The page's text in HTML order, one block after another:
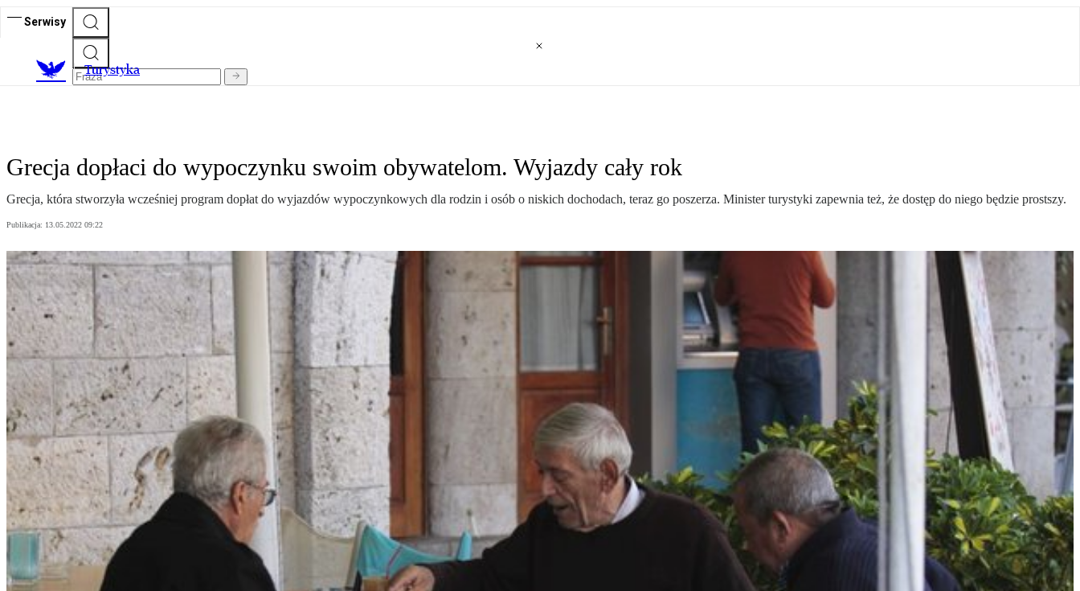
Serwisy
Turystyka
Grecja dopłaci do wypoczynku swoim obywatelom. Wyjazdy cały rok
Grecja, która stworzyła wcześniej program dopłat do wyjazdów wypoczynkowych dla rodzin i osób o niskich dochodach, teraz go poszerza. Minister turystyki zapewnia też, że dostęp do niego będzie prostszy.
Publikacja: 13.05.2022 09:22